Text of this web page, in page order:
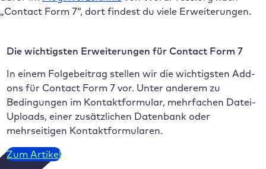
„Contact Form 7“, dort findest du viele Erweiterungen.
Die wichtigsten Erweiterungen für Contact Form 7
In einem Folgebeitrag stellen wir die wichtigsten Add-
ons für Contact Form 7 vor. Unter anderem zu
Bedingungen im Kontaktformular, mehrfachen Datei-
Uploads, einer zusätzlichen Datenbank oder
mehrseitigen Kontaktformularen.
Zum Artikel